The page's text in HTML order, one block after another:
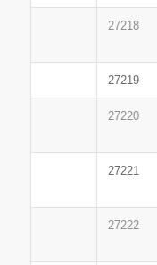
27218
27219
27220
27221
27222